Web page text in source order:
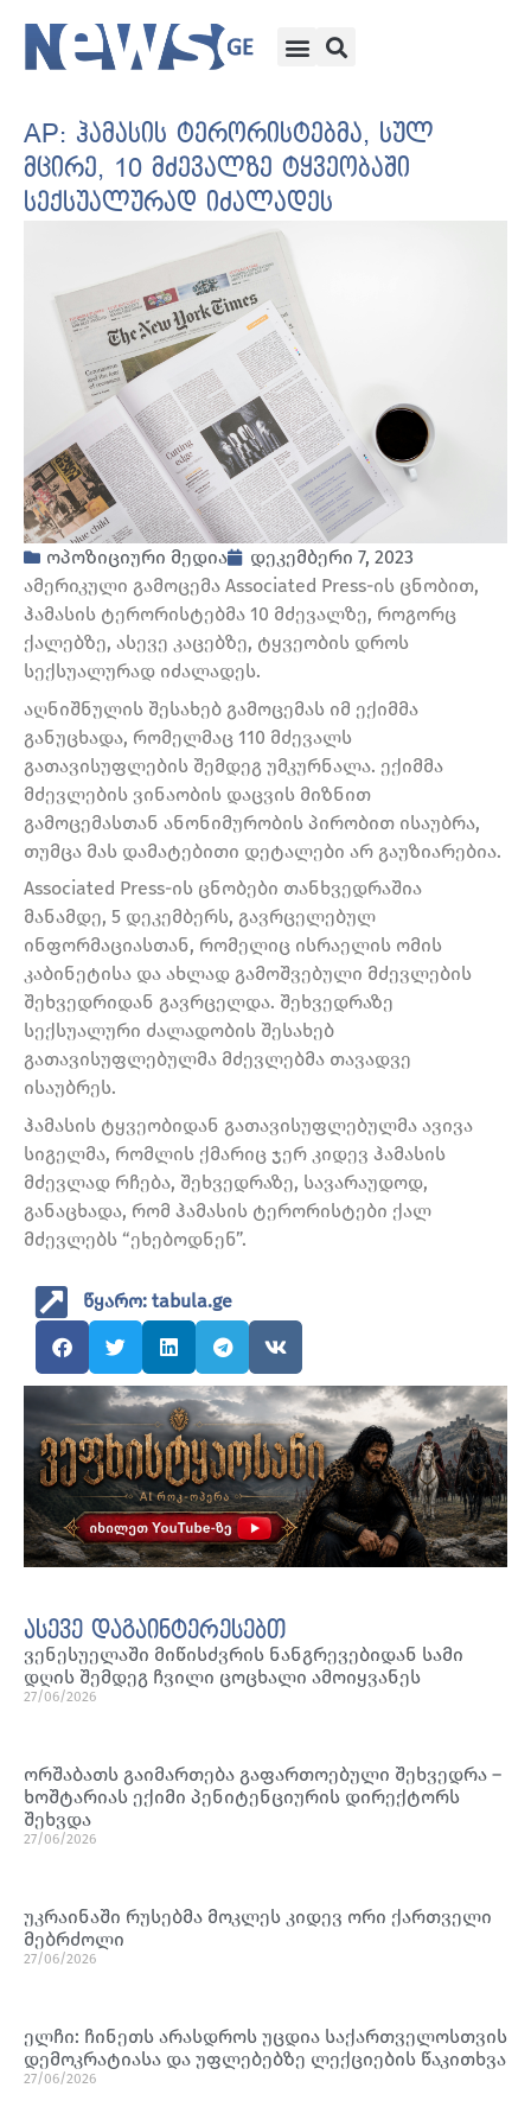
AP: ჰამასის ტერორისტებმა, სულ
მცირე, 10 მძევალზე ტყვეობაში
სექსუალურად იძალადეს
ოპოზიციური მედია
დეკემბერი 7, 2023
ამერიკული გამოცემა Associated Press-ის ცნობით,
ჰამასის ტერორისტებმა 10 მძევალზე, როგორც
ქალებზე, ასევე კაცებზე, ტყვეობის დროს
სექსუალურად იძალადეს.
აღნიშნულის შესახებ გამოცემას იმ ექიმმა
განუცხადა, რომელმაც 110 მძევალს
გათავისუფლების შემდეგ უმკურნალა. ექიმმა
მძევლების ვინაობის დაცვის მიზნით
გამოცემასთან ანონიმურობის პირობით ისაუბრა,
თუმცა მას დამატებითი დეტალები არ გაუზიარებია.
Associated Press-ის ცნობები თანხვედრაშია
მანამდე, 5 დეკემბერს, გავრცელებულ
ინფორმაციასთან, რომელიც ისრაელის ომის
კაბინეტისა და ახლად გამოშვებული მძევლების
შეხვედრიდან გავრცელდა. შეხვედრაზე
სექსუალური ძალადობის შესახებ
გათავისუფლებულმა მძევლებმა თავადვე
ისაუბრეს.
ჰამასის ტყვეობიდან გათავისუფლებულმა ავივა
სიგელმა, რომლის ქმარიც ჯერ კიდევ ჰამასის
მძევლად რჩება, შეხვედრაზე, სავარაუდოდ,
განაცხადა, რომ ჰამასის ტერორისტები ქალ
მძევლებს “ეხებოდნენ”.
წყარო: tabula.ge
ასევე დაგაინტერესებთ
ვენესუელაში მიწისძვრის ნანგრევებიდან სამი
დღის შემდეგ ჩვილი ცოცხალი ამოიყვანეს
27/06/2026
ორშაბათს გაიმართება გაფართოებული შეხვედრა –
ხოშტარიას ექიმი პენიტენციურის დირექტორს
შეხვდა
27/06/2026
უკრაინაში რუსებმა მოკლეს კიდევ ორი ქართველი
მებრძოლი
27/06/2026
ელჩი: ჩინეთს არასდროს უცდია საქართველოსთვის
დემოკრატიასა და უფლებებზე ლექციების წაკითხვა
27/06/2026